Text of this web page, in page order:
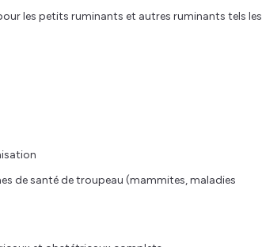
les petits ruminants et autres ruminants tels les
de santé de troupeau (mammites, maladies